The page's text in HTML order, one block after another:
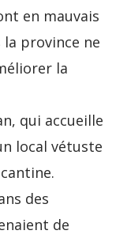
en mauvais
province ne
la
qui accueille
local vétuste
des
de